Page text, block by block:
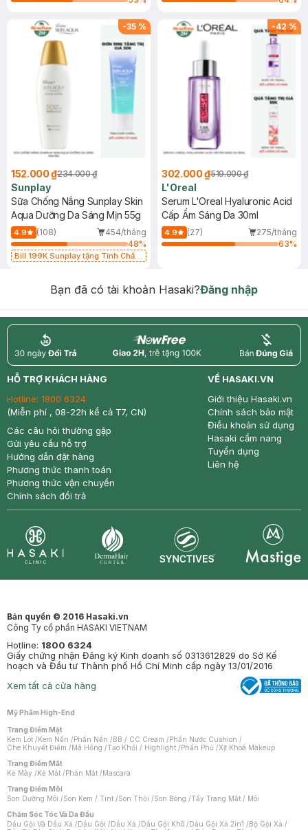
-35 %
152.000 ₫234.000 ₫
Sunplay
Sữa Chống Nắng Sunplay Skin
Aqua Dưỡng Da Sáng Mịn 55g
4.9 (108)
454/tháng
48%
Bill 199K Sunplay tặng Tinh Chất
-42 %
302.000 ₫519.000 ₫
L'Oreal
Serum L'Oreal Hyaluronic Acid
Cấp Ẩm Sáng Da 30ml
4.9 (27)
275/tháng
63%
Bạn đã có tài khoản Hasaki?Đăng nhập
return nowfree price
HỖ TRỢ KHÁCH HÀNG
Hotline: 1800 6324
(Miễn phí , 08-22h kể cả T7, CN)
Các câu hỏi thường gặp
Gửi yêu cầu hỗ trợ
Hướng dẫn đặt hàng
Phương thức thanh toán
Phương thức vận chuyển
Chính sách đổi trả
VỀ HASAKI.VN
Giới thiệu Hasaki.vn
Chính sách bảo mật
Điều khoản sử dụng
Hasaki cẩm nang
Tuyển dụng
Liên hệ
Bản quyền © 2016 Hasaki.vn
Công Ty cổ phần HASAKI VIETNAM
Hotline: 1800 6324
Giấy chứng nhận Đăng ký Kinh doanh số 0313612829 do Sở Kế
hoạch và Đầu tư Thành phố Hồ Chí Minh cấp ngày 13/01/2016
Xem tất cả cửa hàng
Mỹ Phẩm High-End
Trang Điểm Mặt
Kem Lót /Kem Nền /Phấn Nền /BB / CC Cream /Phấn Nước Cushion /
Che Khuyết Điểm /Má Hồng /Tạo Khối / Highlight /Phấn Phủ /Xịt Khoá Makeup
Trang Điểm Mắt
Kẻ Mày /Kẻ Mắt /Phấn Mắt /Mascara
Trang Điểm Môi
Son Dưỡng Môi /Son Kem / Tint /Son Thỏi /Son Bóng /Tẩy Trang Mắt / Môi
Chăm Sóc Tóc Và Da Đầu
Dầu Gội Và Dầu Xả /Dầu Gội /Dầu Xả /Dầu Gội Khô /Dầu Gội Xả 2in1 /Bộ Gội Xả /